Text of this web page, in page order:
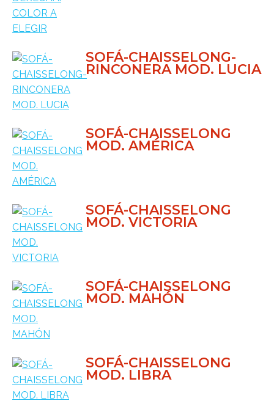
SOFÁ-CHAISSELONG-
RINCONERA MOD. LUCIA
SOFÁ-CHAISSELONG
MOD. AMÉRICA
SOFÁ-CHAISSELONG
MOD. VICTORIA
SOFÁ-CHAISSELONG
MOD. MAHÓN
SOFÁ-CHAISSELONG
MOD. LIBRA